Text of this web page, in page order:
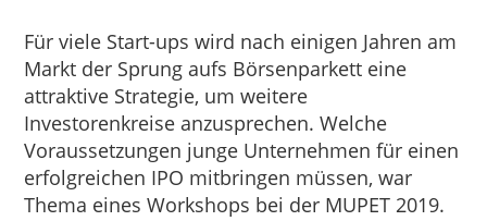
Investment
Funds
I
M&A
I
Tax
Für viele Start-ups wird nach einigen Jahren am
Markt der Sprung aufs Börsenparkett eine
attraktive Strategie, um weitere
Investorenkreise anzusprechen. Welche
Voraussetzungen junge Unternehmen für einen
erfolgreichen IPO mitbringen müssen, war
Thema eines Workshops bei der MUPET 2019.